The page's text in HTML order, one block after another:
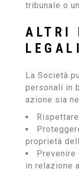
tribunale o
ALTRI
LEGALI
La Società
personali in
azione sia
proprietà
in relazione